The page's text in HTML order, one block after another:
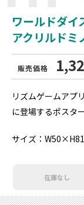
ワールドダイ
アクリルドミ
販売価格
リズムゲームアプ
に登場するポスタ
サイズ：
在庫なし